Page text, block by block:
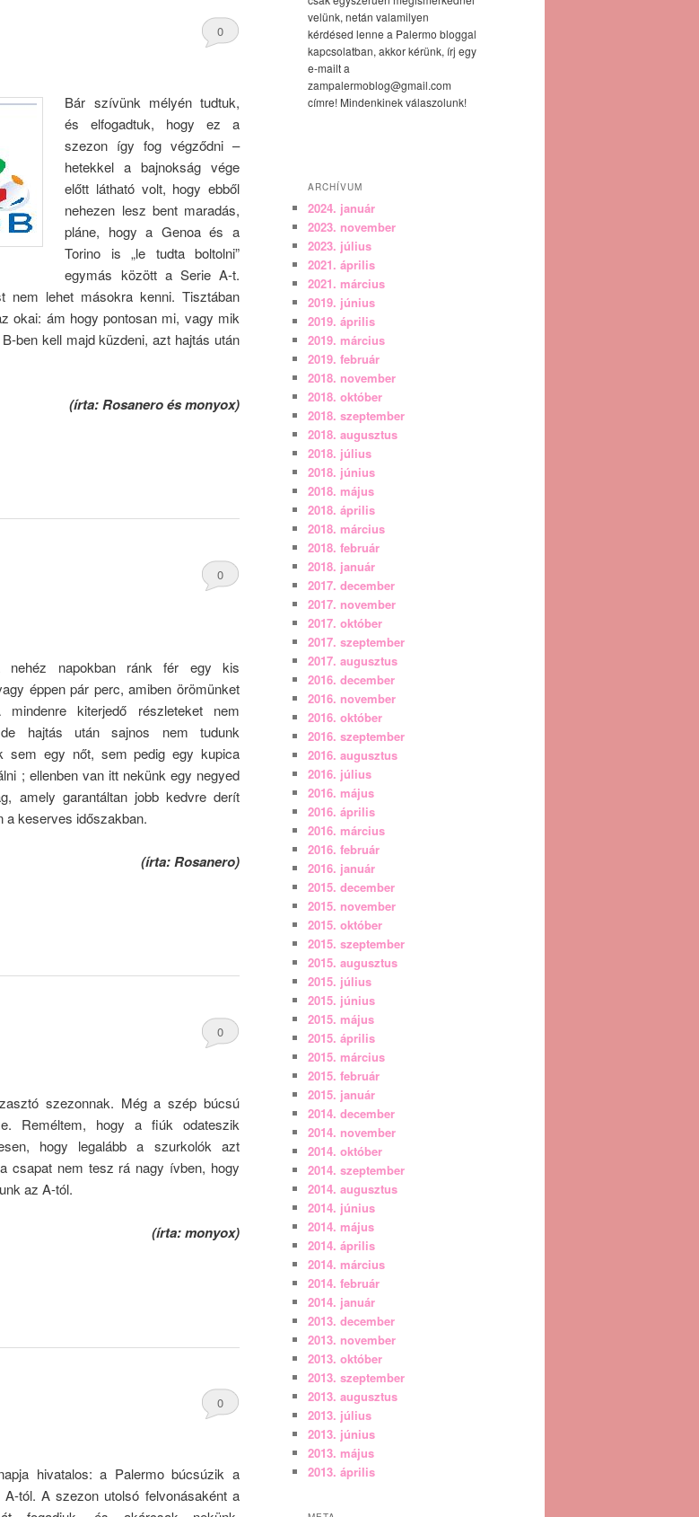
0
Bár szívünk mélyén tudtuk,
és elfogadtuk, hogy ez a
szezon így fog végződni –
hetekkel a bajnokság vége
előtt látható volt, hogy ebből
nehezen lesz bent maradás,
pláne, hogy a Genoa és a
Torino is „le tudta boltolni”
egymás között a Serie A-t.
nem lehet másokra kenni. Tisztában
okai: ám hogy pontosan mi, vagy mik
ben kell majd küzdeni, azt hajtás után
(írta: Rosanero és monyox)
0
nehéz napokban ránk fér egy kis
éppen pár perc, amiben örömünket
mindenre kiterjedő részleteket nem
hajtás után sajnos nem tudunk
sem egy nőt, sem pedig egy kupica
; ellenben van itt nekünk egy negyed
amely garantáltan jobb kedvre derít
a keserves időszakban.
(írta: Rosanero)
0
szezonnak. Még a szép búcsú
Reméltem, hogy a fiúk odateszik
hogy legalább a szurkolók azt
csapat nem tesz rá nagy ívben, hogy
az A-tól.
(írta: monyox)
0
hivatalos: a Palermo búcsúzik a
A-tól. A szezon utolsó felvonásaként a
velünk, netán valamilyen
kérdésed lenne a Palermo bloggal
kapcsolatban, akkor kérünk, írj egy
e-mailt a
zampalermoblog@gmail.com
címre! Mindenkinek válaszolunk!
ARCHÍVUM
2024. január
2023. november
2023. július
2021. április
2021. március
2019. június
2019. április
2019. március
2019. február
2018. november
2018. október
2018. szeptember
2018. augusztus
2018. július
2018. június
2018. május
2018. április
2018. március
2018. február
2018. január
2017. december
2017. november
2017. október
2017. szeptember
2017. augusztus
2016. december
2016. november
2016. október
2016. szeptember
2016. augusztus
2016. július
2016. május
2016. április
2016. március
2016. február
2016. január
2015. december
2015. november
2015. október
2015. szeptember
2015. augusztus
2015. július
2015. június
2015. május
2015. április
2015. március
2015. február
2015. január
2014. december
2014. november
2014. október
2014. szeptember
2014. augusztus
2014. június
2014. május
2014. április
2014. március
2014. február
2014. január
2013. december
2013. november
2013. október
2013. szeptember
2013. augusztus
2013. július
2013. június
2013. május
2013. április